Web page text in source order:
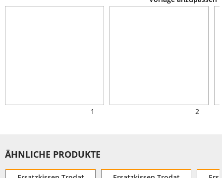
1 2
ÄHNLICHE PRODUKTE